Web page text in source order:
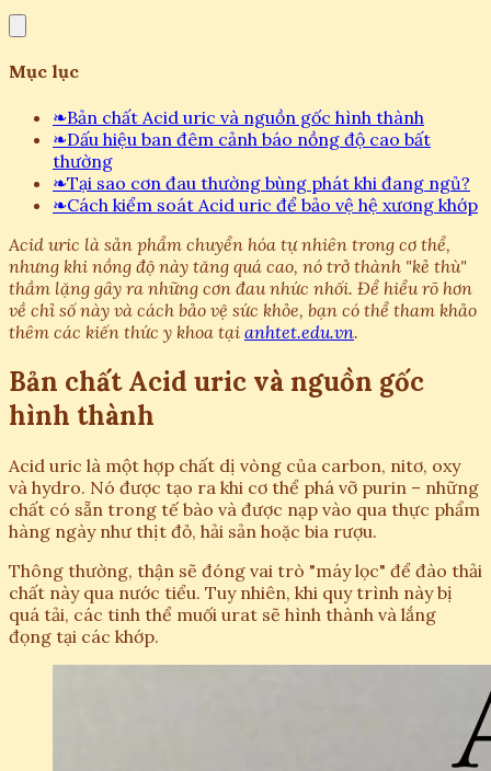
Mục lục
❧Bản chất Acid uric và nguồn gốc hình thành
❧Dấu hiệu ban đêm cảnh báo nồng độ cao bất
thường
❧Tại sao cơn đau thường bùng phát khi đang ngủ?
❧Cách kiểm soát Acid uric để bảo vệ hệ xương khớp
Acid uric là sản phẩm chuyển hóa tự nhiên trong cơ thể,
nhưng khi nồng độ này tăng quá cao, nó trở thành "kẻ thù"
thầm lặng gây ra những cơn đau nhức nhối. Để hiểu rõ hơn
về chỉ số này và cách bảo vệ sức khỏe, bạn có thể tham khảo
thêm các kiến thức y khoa tại anhtet.edu.vn.
Bản chất Acid uric và nguồn gốc
hình thành
Acid uric là một hợp chất dị vòng của carbon, nitơ, oxy
và hydro. Nó được tạo ra khi cơ thể phá vỡ purin – những
chất có sẵn trong tế bào và được nạp vào qua thực phẩm
hàng ngày như thịt đỏ, hải sản hoặc bia rượu.
Thông thường, thận sẽ đóng vai trò "máy lọc" để đào thải
chất này qua nước tiểu. Tuy nhiên, khi quy trình này bị
quá tải, các tinh thể muối urat sẽ hình thành và lắng
đọng tại các khớp.